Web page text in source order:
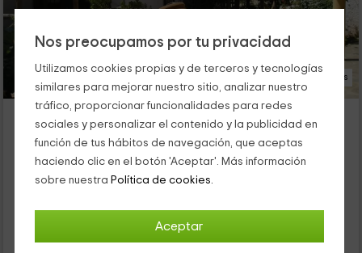
Nos preocupamos por tu privacidad
Utilizamos cookies propias y de terceros y tecnologías
similares para mejorar nuestro sitio, analizar nuestro
tráfico, proporcionar funcionalidades para redes
sociales y personalizar el contenido y la publicidad en
función de tus hábitos de navegación, que aceptas
haciendo clic en el botón 'Aceptar'. Más información
sobre nuestra Política de cookies.
Aceptar
6 Fotos
Alojamiento Rural la Pendolera- El Maestro
Siles, Jaén
Alquiler íntegro
3 habitaciones
Jaén. Es una casita de estilo tradicional que tiene una
capacidad de hasta 6 personas que disfrutarán de...